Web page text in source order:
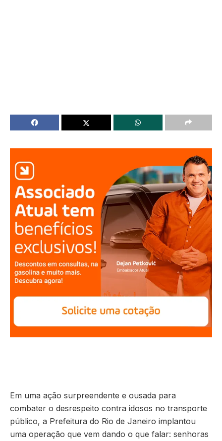
Em uma ação surpreendente e ousada para
combater o desrespeito contra idosos no transporte
público, a Prefeitura do Rio de Janeiro implantou
uma operação que vem dando o que falar: senhoras